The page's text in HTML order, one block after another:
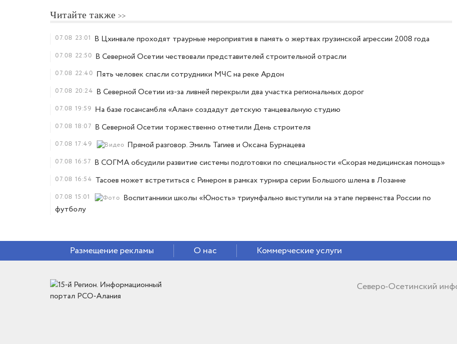
Читайте также
07.08 23:01 В Цхинвале проходят траурные мероприятия в память о жертвах грузинской агрессии 2008 года
07.08 22:50 В Северной Осетии чествовали представителей строительной отрасли
07.08 22:40 Пять человек спасли сотрудники МЧС на реке Ардон
07.08 20:24 В Северной Осетии из-за ливней перекрыли два участка региональных дорог
07.08 19:59 На базе госансамбля «Алан» создадут детскую танцевальную студию
07.08 18:07 В Северной Осетии торжественно отметили День строителя
07.08 17:49 Прямой разговор. Эмиль Тагиев и Оксана Бурнацева
07.08 16:57 В СОГМА обсудили развитие системы подготовки по специальности «Скорая медицинская помощь»
07.08 16:54 Тасоев может встретиться с Ринером в рамках турнира серии Большого шлема в Лозанне
07.08 15:01
Воспитанники школы «Юность» триумфально выступили на этапе первенства России по
футболу
Размещение рекламы О нас Коммерческие услуги
Северо-Осетинский